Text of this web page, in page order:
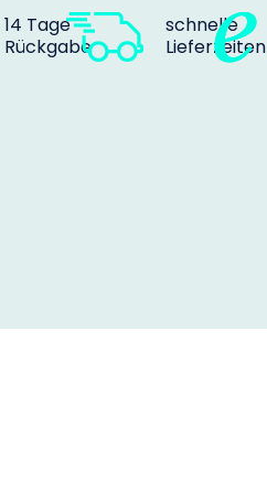
14 Tage
Rückgabe
schnelle
Lieferzeiten